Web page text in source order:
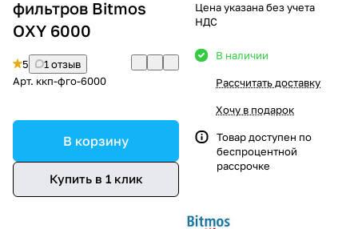
фильтров Bitmos
OXY 6000
5
1 отзыв
Арт. ккп-фго-6000
В корзину
Купить в 1 клик
Цена указана без учета
НДС
В наличии
Рассчитать доставку
Хочу в подарок
Товар доступен по
беспроцентной
рассрочке